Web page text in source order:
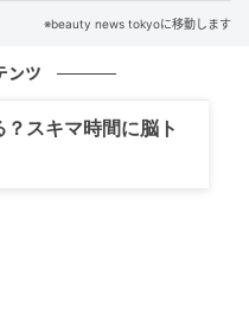
ト占い《来週：2026年4月
※beauty news tokyoに移動します
ンツ
スキマ時間に脳ト